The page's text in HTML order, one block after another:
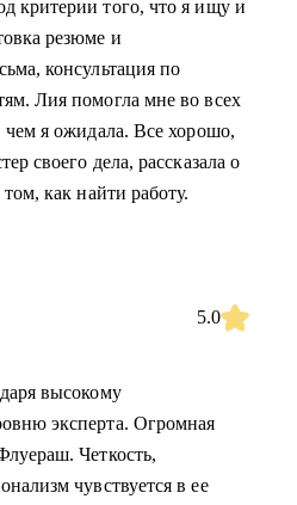
критерии того, что я ищу и
резюме и
консультация по
Лия помогла мне во всех
я ожидала. Все хорошо,
своего дела, рассказала о
как найти работу.
5.0
высокому
эксперта. Огромная
Четкость,
чувствуется в ее